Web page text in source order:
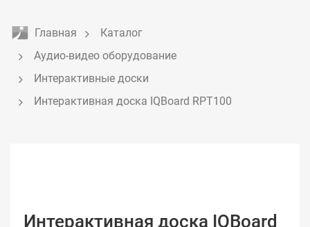
Главная
Каталог
Аудио-видео оборудование
Интерактивные доски
Интерактивная доска IQBoard RPT100
Интерактивная доска IQBoard